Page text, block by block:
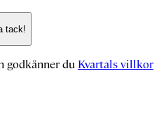
tack!
godkänner du Kvartals villkor